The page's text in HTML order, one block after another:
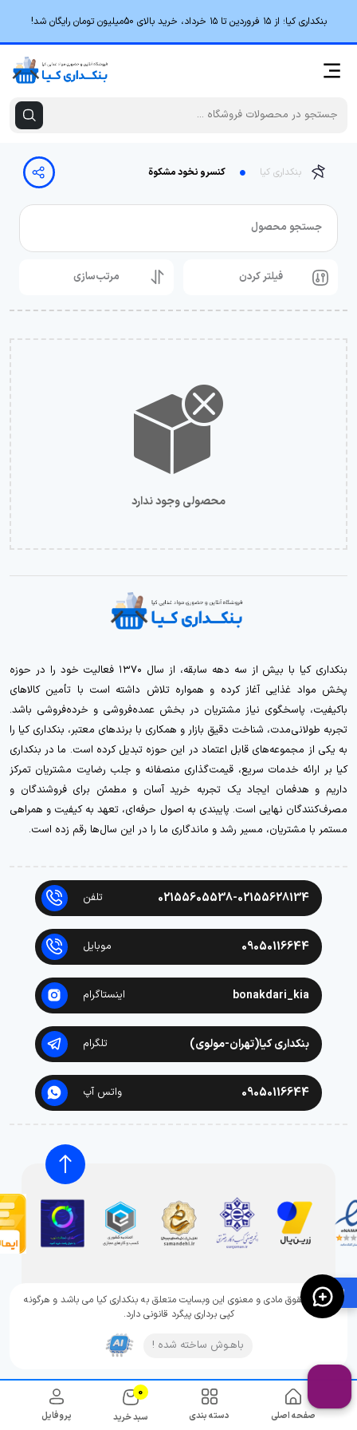
🛍️
بنکداری کیا؛ از ۱۵ فروردین تا ۱۵ خرداد، خرید بالای 50میلیون تومان رایگان شد!
صفحه اصلی دسته بندی
0
سبد خرید پروفایل
بنکداری کیا کنسرو نخود مشکوة
جستجو محصول
فیلتر کردن مرتب‌سازی
محصولی وجود ندارد
بنکداری کیا با بیش از سه دهه سابقه، از سال ۱۳۷۰ فعالیت خود را در حوزه
پخش مواد غذایی آغاز کرده و همواره تلاش داشته است با تأمین کالاهای
باکیفیت، پاسخگوی نیاز مشتریان در بخش عمده‌فروشی و خرده‌فروشی باشد.
تجربه طولانی‌مدت، شناخت دقیق بازار و همکاری با برندهای معتبر، بنکداری کیا را
به یکی از مجموعه‌های قابل اعتماد در این حوزه تبدیل کرده است. ما در بنکداری
کیا بر ارائه خدمات سریع، قیمت‌گذاری منصفانه و جلب رضایت مشتریان تمرکز
داریم و هدفمان ایجاد یک تجربه خرید آسان و مطمئن برای فروشندگان و
مصرف‌کنندگان نهایی است. پایبندی به اصول حرفه‌ای، تعهد به کیفیت و همراهی
مستمر با مشتریان، مسیر رشد و ماندگاری ما را در این سال‌ها رقم زده است.
02155605538-02155628134 تلفن
09050116644 موبایل
bonakdari_kia اینستاگرام
بنکداری کیا(تهران-مولوی) تلگرام
09050116644 واتس آپ
تمامی حقوق مادی و معنوی این وبسایت متعلق به بنکداری کیا می باشد و هرگونه
کپی برداری پیگرد قانونی دارد.
باهـوش ساخته شده !